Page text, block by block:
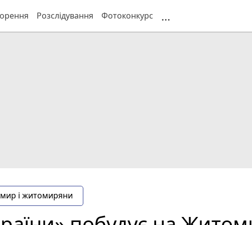
Розслідування Фотоконкурс ...
і житомиряни